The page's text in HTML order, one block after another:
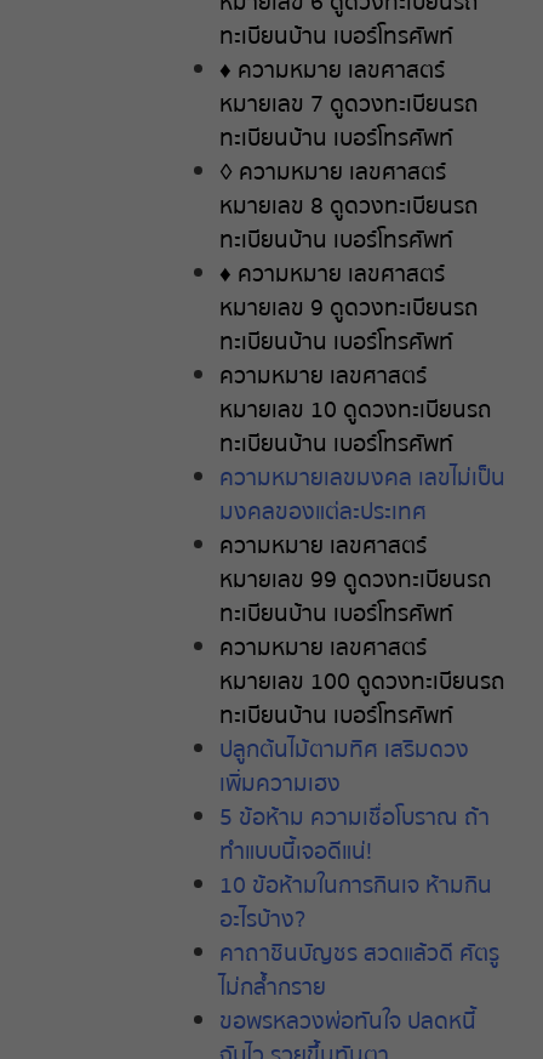
ทะเบียนบ้าน เบอร์โทรศัพท์
♦ ความหมาย เลขศาสตร์
หมายเลข 7 ดูดวงทะเบียนรถ
ทะเบียนบ้าน เบอร์โทรศัพท์
◊ ความหมาย เลขศาสตร์
หมายเลข 8 ดูดวงทะเบียนรถ
ทะเบียนบ้าน เบอร์โทรศัพท์
♦ ความหมาย เลขศาสตร์
หมายเลข 9 ดูดวงทะเบียนรถ
ทะเบียนบ้าน เบอร์โทรศัพท์
ความหมาย เลขศาสตร์
หมายเลข 10 ดูดวงทะเบียนรถ
ทะเบียนบ้าน เบอร์โทรศัพท์
ความหมายเลขมงคล เลขไม่เป็น
มงคลของแต่ละประเทศ
ความหมาย เลขศาสตร์
หมายเลข 99 ดูดวงทะเบียนรถ
ทะเบียนบ้าน เบอร์โทรศัพท์
ความหมาย เลขศาสตร์
หมายเลข 100 ดูดวงทะเบียนรถ
ทะเบียนบ้าน เบอร์โทรศัพท์
ปลูกต้นไม้ตามทิศ เสริมดวง
เพิ่มความเฮง
5 ข้อห้าม ความเชื่อโบราณ ถ้า
ทำแบบนี้เจอดีแน่!
10 ข้อห้ามในการกินเจ ห้ามกิน
อะไรบ้าง?
คาถาชินบัญชร สวดแล้วดี ศัตรู
ไม่กล้ำกราย
ขอพรหลวงพ่อทันใจ ปลดหนี้